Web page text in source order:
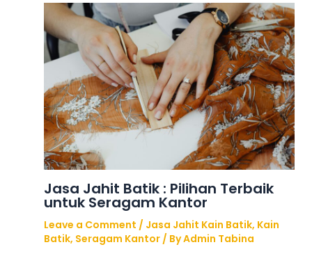
Jasa Jahit Batik : Pilihan Terbaik
untuk Seragam Kantor
Leave a Comment / Jasa Jahit Kain Batik, Kain
Batik, Seragam Kantor/ ByAdmin Tabina